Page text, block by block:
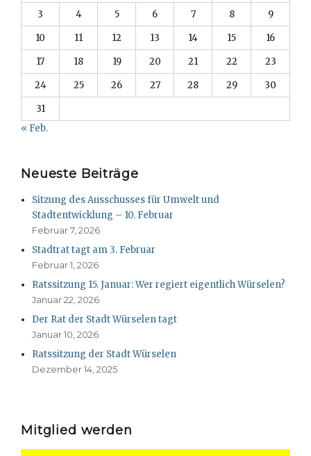
3 4 5 6 7 8
9
10
11 12 13 14 15
16
17
18 19 20 21 22
23
24
25 26 27 28 29
30
31
« Feb.
Neueste Beiträge
Sitzung des Ausschusses für Umwelt und
Stadtentwicklung – 10. Februar
Februar 7, 2026
Stadtrat tagt am 3. Februar
Februar 1, 2026
Ratssitzung 15. Januar: Wer regiert eigentlich Würselen?
Januar 22, 2026
Der Rat der Stadt Würselen tagt
Januar 10, 2026
Ratssitzung der Stadt Würselen
Dezember 14, 2025
Mitglied werden